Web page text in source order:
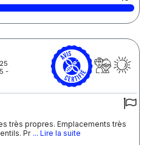
-
très propres. Emplacements très
Pr ... Lire la suite